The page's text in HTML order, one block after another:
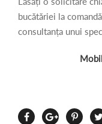
bucătăriei la
consultanța unui